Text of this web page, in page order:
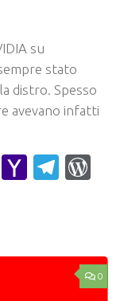
su
stato
distro. Spesso
avevano infatti
Yahoo
0